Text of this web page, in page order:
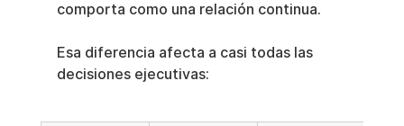
comporta como una relación continua.
Esa diferencia afecta a casi todas las
decisiones ejecutivas: